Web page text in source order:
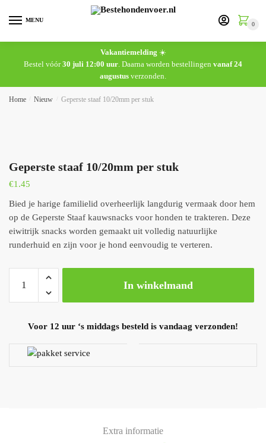
MENU
0
Vakantiemelding ☀️
Bestel vóór30 juli 12:00 uur . Daarna worden bestellingen vanaf 24
augustus verzonden.
Home Nieuw Geperste staaf 10/20mm per stuk
Geperste staaf 10/20mm per stuk
€1.45
Bied je harige familielid overheerlijk langdurig vermaak door hem
op de Geperste Staaf kauwsnacks voor honden te trakteren. Deze
eiwitrijk snacks worden gemaakt uit volledig natuurlijke
runderhuid en zijn voor je hond eenvoudig te verteren.
In winkelmand
Voor 12 uur ‘s middags besteld is vandaag verzonden!
Extra informatie